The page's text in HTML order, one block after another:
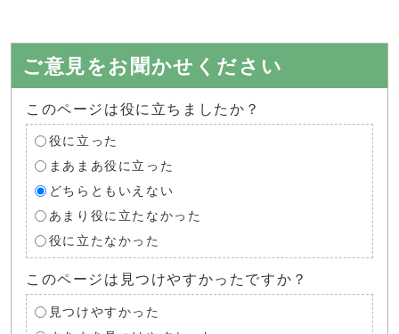
ご意見をお聞かせください
このページは役に立ちましたか？
役に立った
まあまあ役に立った
どちらともいえない
あまり役に立たなかった
役に立たなかった
このページは見つけやすかったですか？
見つけやすかった